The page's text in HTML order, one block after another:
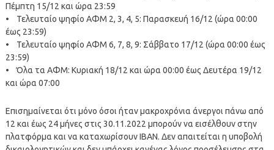
Πέμπτη 15/12 και ώρα 23:59
• Τελευταίο ψηφίο ΑΦΜ 2, 3, 4, 5: Παρασκευή 16/12 (ώρα 00:00
έως 23:59)
• Τελευταίο ψηφίο ΑΦΜ 6, 7, 8, 9: Σάββατο 17/12 (ώρα 00:00 έως
23:59)
• Όλα τα ΑΦΜ: Κυριακή 18/12 και ώρα 00:00 έως Δευτέρα 19/12
και ώρα 07:00
Επισημαίνεται ότι μόνο όσοι ήταν μακροχρόνια άνεργοι πάνω από
12 και έως 24 μήνες στις 30.11.2022 μπορούν να εισέλθουν στην
πλατφόρμα και να καταχωρίσουν ΙΒΑΝ. Δεν απαιτείται η υποβολή